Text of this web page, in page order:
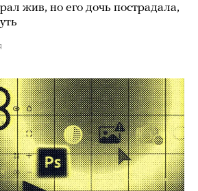
жив, но его дочь пострадала,